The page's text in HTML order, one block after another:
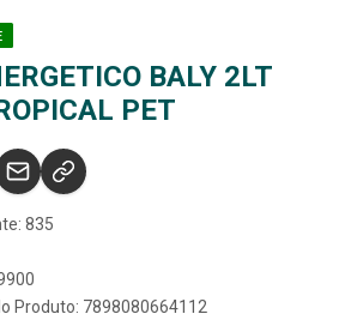
BALY 2LT
PET
835
Produto: 7898080664112